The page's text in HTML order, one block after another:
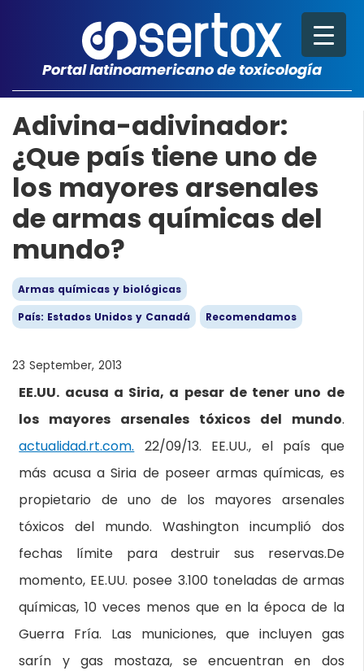
Portal latinoamericano de toxicología
Adivina-adivinador:
¿Que país tiene uno de
los mayores arsenales
de armas químicas del
mundo?
Armas químicas y biológicas
País: Estados Unidos y Canadá
Recomendamos
23 September, 2013
EE.UU. acusa a Siria, a pesar de tener uno de
los mayores arsenales tóxicos del mundo.
actualidad.rt.com. 22/09/13. EE.UU., el país que
más acusa a Siria de poseer armas químicas, es
propietario de uno de los mayores arsenales
tóxicos del mundo. Washington incumplió dos
fechas límite para destruir sus reservas.De
momento, EE.UU. posee 3.100 toneladas de armas
químicas, 10 veces menos que en la época de la
Guerra Fría. Las municiones, que incluyen gas
sarín y gas mostaza, se encuentran en dos